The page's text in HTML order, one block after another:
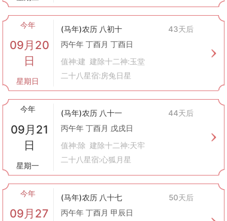
今年
09月20
日
星期日
(马年)农历 八初十
43天后
丙午年 丁酉月 丁酉日
值神:建 建除十二神:玉堂
二十八星宿:房兔日星
今年
09月21
日
星期一
(马年)农历 八十一
44天后
丙午年 丁酉月 戊戌日
值神:除 建除十二神:天牢
二十八星宿:心狐月星
今年
09月27
(马年)农历 八十七
50天后
丙午年 丁酉月 甲辰日